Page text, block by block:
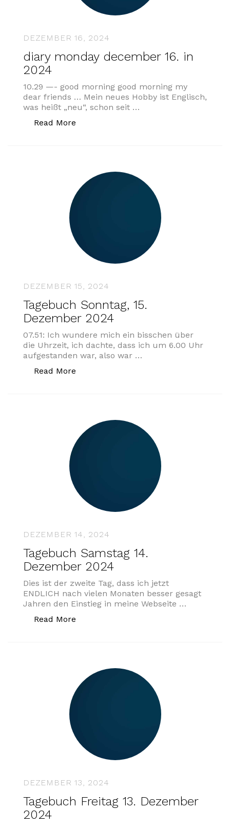
DEZEMBER 16, 2024
diary monday december 16. in
2024
10.29 —- good morning good morning my
dear friends … Mein neues Hobby ist Englisch,
was heißt „neu“, schon seit …
Read More
DEZEMBER 15, 2024
Tagebuch Sonntag, 15.
Dezember 2024
07.51: Ich wundere mich ein bisschen über
die Uhrzeit, ich dachte, dass ich um 6.00 Uhr
aufgestanden war, also war …
Read More
DEZEMBER 14, 2024
Tagebuch Samstag 14.
Dezember 2024
Dies ist der zweite Tag, dass ich jetzt
ENDLICH nach vielen Monaten besser gesagt
Jahren den Einstieg in meine Webseite …
Read More
DEZEMBER 13, 2024
Tagebuch Freitag 13. Dezember
2024